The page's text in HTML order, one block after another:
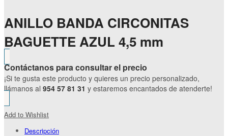
ANILLO BANDA CIRCONITAS
BAGUETTE AZUL 4,5 mm
Contáctanos para consultar el precio
¡Si te gusta este producto y quieres un precio personalizado,
llámanos al 954 57 81 31 y estaremos encantados de atenderte!
Add to Wishlist
Descripción